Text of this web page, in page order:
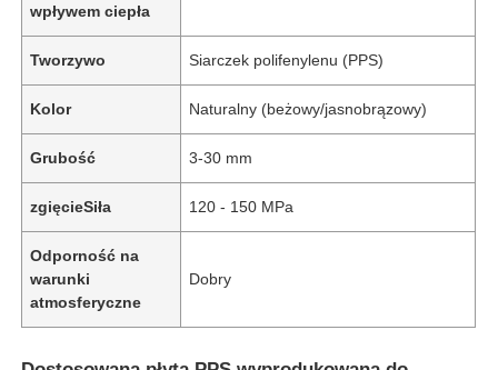
wpływem ciepła
Tworzywo Siarczek polifenylenu (PPS)
Kolor Naturalny (beżowy/jasnobrązowy)
Grubość 3-30 mm
zgięcieSiła 120 - 150 MPa
Odporność na
warunki
atmosferyczne
Dobry